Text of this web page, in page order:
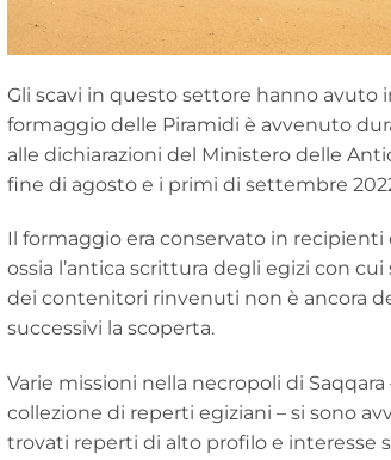
Gli scavi in questo settore hanno avuto
formaggio delle Piramidi è avvenuto
alle dichiarazioni del Ministero delle
fine di agosto e i primi di settembre
Il formaggio era conservato in
ossia l’antica scrittura degli egizi con
dei contenitori rinvenuti non è ancora
successivi la scoperta.
Varie missioni nella necropoli di
collezione di reperti egiziani – si sono
trovati reperti di alto profilo e interesse